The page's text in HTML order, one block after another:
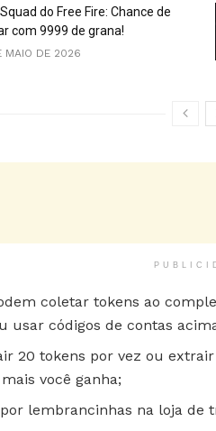
do Free Fire: Chance de
com 9999 de grana!
MAIO DE 2026
coletar tokens ao
usar códigos de contas
20 tokens por vez ou
você ganha;
lembrancinhas na loja de